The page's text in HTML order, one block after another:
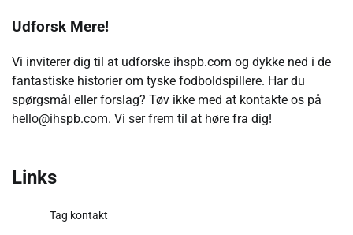
Udforsk Mere!
Vi inviterer dig til at udforske ihspb.com og dykke ned i de
fantastiske historier om tyske fodboldspillere. Har du
spørgsmål eller forslag? Tøv ikke med at kontakte os på
hello@ihspb.com. Vi ser frem til at høre fra dig!
Links
Tag kontakt